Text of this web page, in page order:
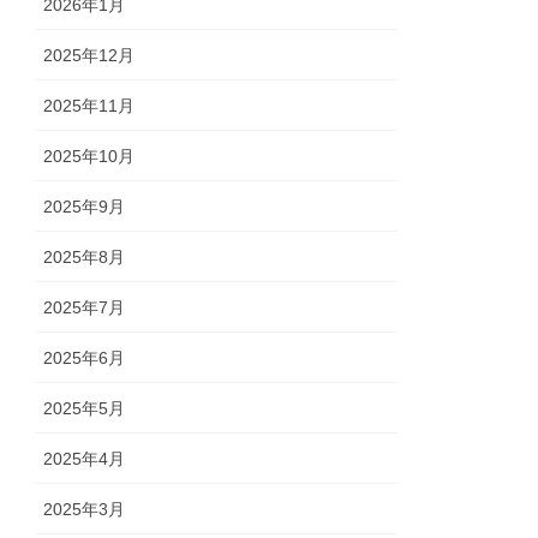
2026年1月
2025年12月
2025年11月
2025年10月
2025年9月
2025年8月
2025年7月
2025年6月
2025年5月
2025年4月
2025年3月